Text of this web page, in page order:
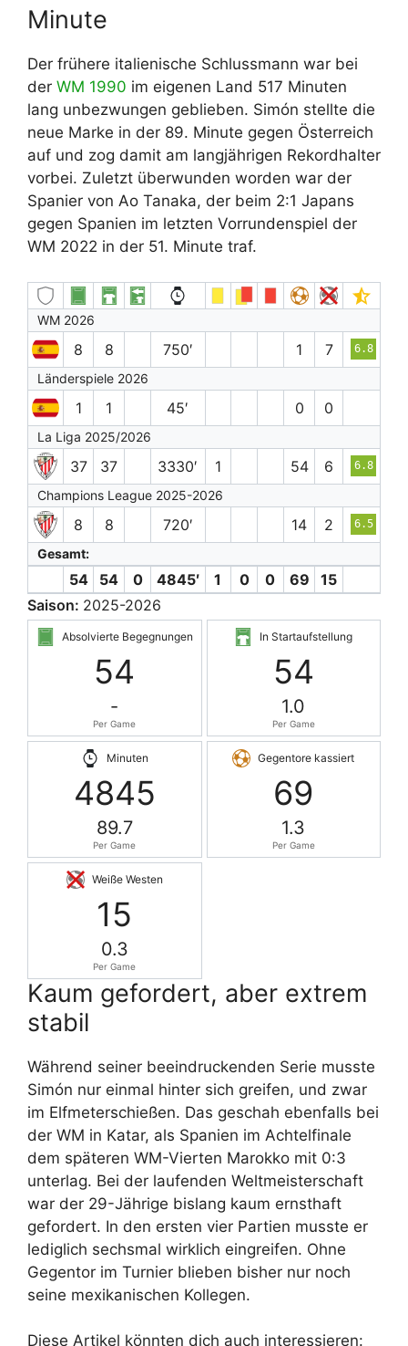
Minute
Der frühere italienische Schlussmann war bei
der WM 1990 im eigenen Land 517 Minuten
lang unbezwungen geblieben. Simón stellte die
neue Marke in der 89. Minute gegen Österreich
auf und zog damit am langjährigen Rekordhalter
vorbei. Zuletzt überwunden worden war der
Spanier von Ao Tanaka, der beim 2:1 Japans
gegen Spanien im letzten Vorrundenspiel der
WM 2022 in der 51. Minute traf.
WM 2026
8 8 750′ 1 7 6.8
Länderspiele 2026
1 1 45′ 0 0
La Liga 2025/2026
37 37 3330′ 1 54 6 6.8
Champions League 2025-2026
8 8 720′ 14 2 6.5
Gesamt:
54 54 0 4845′ 1 0 0 69
15
Saison: 2025-2026
Absolvierte Begegnungen
54
-
Per Game
In Startaufstellung
54
1.0
Per Game
Minuten
4845
89.7
Per Game
Gegentore kassiert
69
1.3
Per Game
Weiße Westen
15
0.3
Per Game
Kaum gefordert, aber extrem
stabil
Während seiner beeindruckenden Serie musste
Simón nur einmal hinter sich greifen, und zwar
im Elfmeterschießen. Das geschah ebenfalls bei
der WM in Katar, als Spanien im Achtelfinale
dem späteren WM-Vierten Marokko mit 0:3
unterlag. Bei der laufenden Weltmeisterschaft
war der 29-Jährige bislang kaum ernsthaft
gefordert. In den ersten vier Partien musste er
lediglich sechsmal wirklich eingreifen. Ohne
Gegentor im Turnier blieben bisher nur noch
seine mexikanischen Kollegen.
Diese Artikel könnten dich auch interessieren: